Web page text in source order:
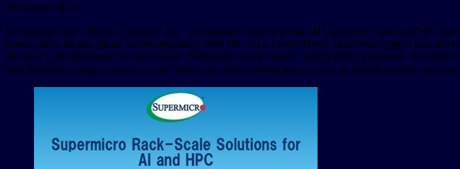
19 ноября 2025
Компания Super Micro Computer, Inc., поставщик комплексных ИТ-решений для ИИ/МО,
представит на выставке Supercomputing 2025 (SC25) в Сент-Луисе, штат Миссури, свои
данных с жидкостным охлаждением. Широкий ассортимент продукции компании
обеспечению средств нового поколения для высокопроизводительных вычислений,